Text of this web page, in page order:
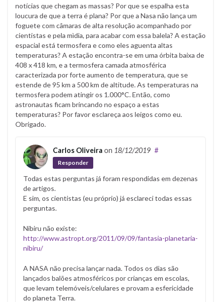
notícias que chegam as massas? Por que se espalha esta
loucura de que a terra é plana? Por que a Nasa não lança um
foguete com câmaras de alta resolução acompanhado por
cientistas e pela mìdia, para acabar com essa balela? A estação
espacial está termosfera e como eles aguenta altas
temperaturas? A estação encontra-se em uma órbita baixa de
408 x 418 km, e a termosfera camada atmosférica
caracterizada por forte aumento de temperatura, que se
estende de 95 km a 500 km de altitude. As temperaturas na
termosfera podem atingir os 1.000°C. Então, como
astronautas ficam brincando no espaço a estas
temperaturas? Por favor esclareça aos leigos como eu.
Obrigado.
Carlos Oliveira on 18/12/2019 #
Responder
Todas estas perguntas já foram respondidas em dezenas
de artigos.
E sim, os cientistas (eu próprio) já esclareci todas essas
perguntas.
Nibiru não existe:
http://www.astropt.org/2011/09/09/fantasia-planetaria-
nibiru/
A NASA não precisa lançar nada. Todos os dias são
lançados balões atmosféricos por crianças em escolas,
que levam telemóveis/celulares e provam a esfericidade
do planeta Terra.